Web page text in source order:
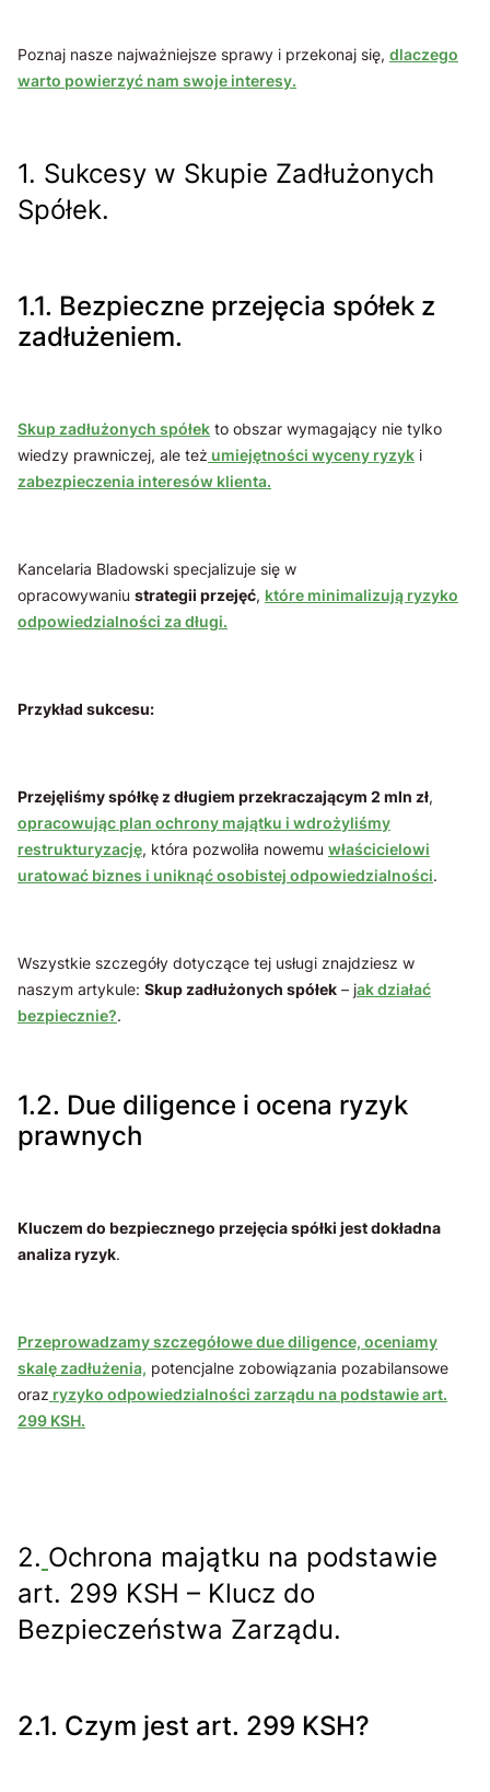
Poznaj nasze najważniejsze sprawy i przekonaj się, dlaczego
warto powierzyć nam swoje interesy.
1. Sukcesy w Skupie Zadłużonych
Spółek.
1.1. Bezpieczne przejęcia spółek z
zadłużeniem.
Skup zadłużonych spółek to obszar wymagający nie tylko
wiedzy prawniczej, ale też umiejętności wyceny ryzyk i
zabezpieczenia interesów klienta.
Kancelaria Bladowski specjalizuje się w
opracowywaniu strategii przejęć, które minimalizują ryzyko
odpowiedzialności za długi.
Przykład sukcesu:
Przejęliśmy spółkę z długiem przekraczającym 2 mln zł,
opracowując plan ochrony majątku i wdrożyliśmy
restrukturyzację, która pozwoliła nowemu właścicielowi
uratować biznes i uniknąć osobistej odpowiedzialności.
Wszystkie szczegóły dotyczące tej usługi znajdziesz w
naszym artykule: Skup zadłużonych spółek – jak działać
bezpiecznie?.
1.2. Due diligence i ocena ryzyk
prawnych
Kluczem do bezpiecznego przejęcia spółki jest dokładna
analiza ryzyk.
Przeprowadzamy szczegółowe due diligence, oceniamy
skalę zadłużenia, potencjalne zobowiązania pozabilansowe
oraz ryzyko odpowiedzialności zarządu na podstawie art.
299 KSH.
2. Ochrona majątku na podstawie
art. 299 KSH – Klucz do
Bezpieczeństwa Zarządu.
2.1. Czym jest art. 299 KSH?